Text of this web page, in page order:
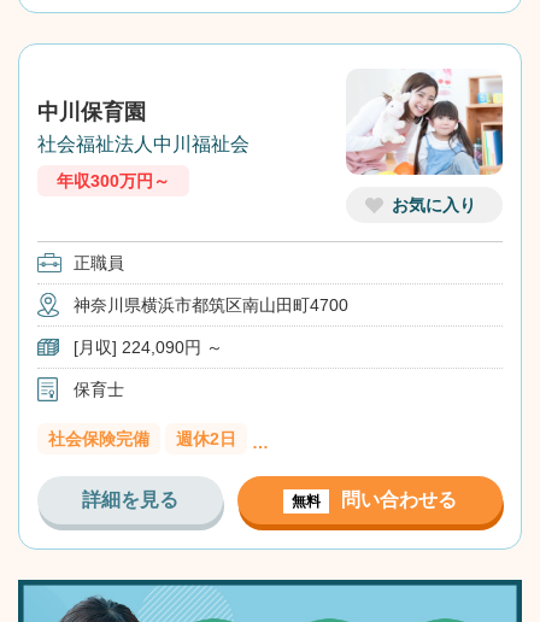
お気に入り
中川保育園
社会福祉法人中川福祉会
年収300万円～
正職員
神奈川県横浜市都筑区南山田町4700
[月収] 224,090円 ～
保育士
社会保険完備 週休2日 …
詳細を見る 無料 問い合わせる